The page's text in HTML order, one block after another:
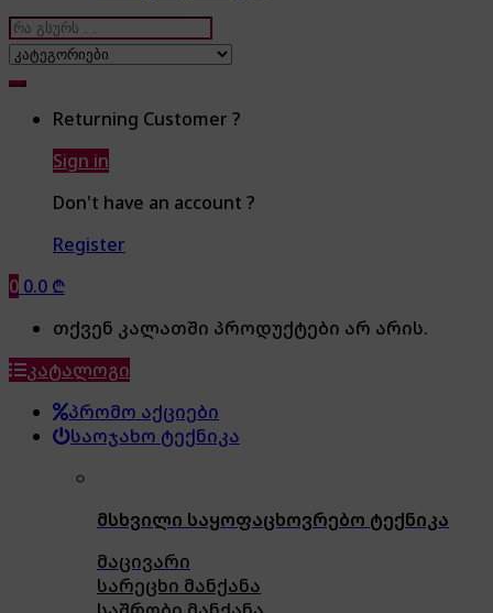
Search
for:
Returning Customer ?
Sign in
Don't have an account ?
Register
0 0.0 ₾
თქვენ კალათში პროდუქტები არ არის.
კატალოგი
პრომო აქციები
საოჯახო ტექნიკა
მსხვილი საყოფაცხოვრებო ტექნიკა
მაცივარი
სარეცხი მანქანა